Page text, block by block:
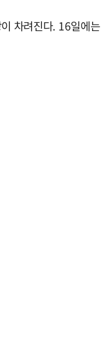
차려진다. 16일에